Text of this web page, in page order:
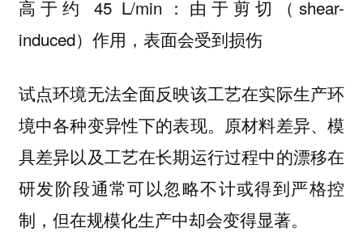
高于约 45 L/min：由于剪切（shear-
induced）作用，表面会受到损伤
试点环境无法全面反映该工艺在实际生产环
境中各种变异性下的表现。原材料差异、模
具差异以及工艺在长期运行过程中的漂移在
研发阶段通常可以忽略不计或得到严格控
制，但在规模化生产中却会变得显著。